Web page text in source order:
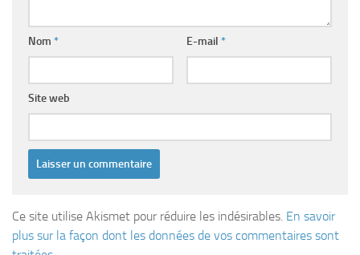
Nom * E-mail *
Site web
Ce site utilise Akismet pour réduire les indésirables. En savoir
plus sur la façon dont les données de vos commentaires sont